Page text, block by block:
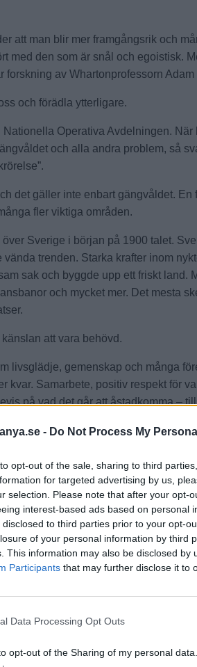
- Do Not Process My
opt-out of the sale, sharing to third
for targeted advertising by us,
selection. Please note that after your opt-
interest-based ads based on personal
disclosed to third parties prior to your opt-
of your personal information by third
This information may also be disclosed by
Participants that may further disclose it to
Data Processing Opt Outs
opt-out of the Sharing of my personal data.
att man blir mer framgångsrik och
med den som är snål och egoistisk.
forskning av Whartonprofessorn Adam
och förädla ytterligare.
Operativa Avdelningen. När
och alla andra problem, så
det gäller inte enbart gängvåldet. En
fler viktiga områden.
Sverige i början på 1900 talet.
trenden. Starka krafter inom
sak och byggde upp ett friskt land.
och mycket mer. Det mesta
att vara behövd.
livsglädje, gemenskap och många
kvar. Samarbete, positiv respekt för
på vad det går att åstadkomma –
ger feta svarta negativa rubriker
bandet. Tvärtom:
gemensamt förädla dem till vad som
i tid. Föräldrar är en central
framtid. Unga föräldrar har helt klart
en attitydförändring: att vara
medmänniskor, lärare, skolmaterial,
att deras barn har en möjlighet att
för dom själva.